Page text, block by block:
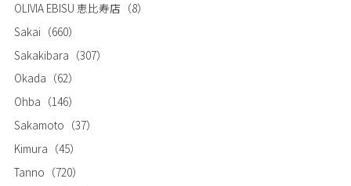
OLIVIA EBISU 恵比寿店 （8）
Sakai （660）
Sakakibara （307）
Okada （62）
Ohba （146）
Sakamoto （37）
Kimura （45）
Tanno （720）